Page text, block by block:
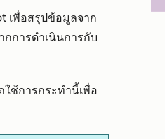
เพื่อสรุปข้อมูลจาก
กการดำเนินการกับ
ช้การกระทำนี้เพื่อ